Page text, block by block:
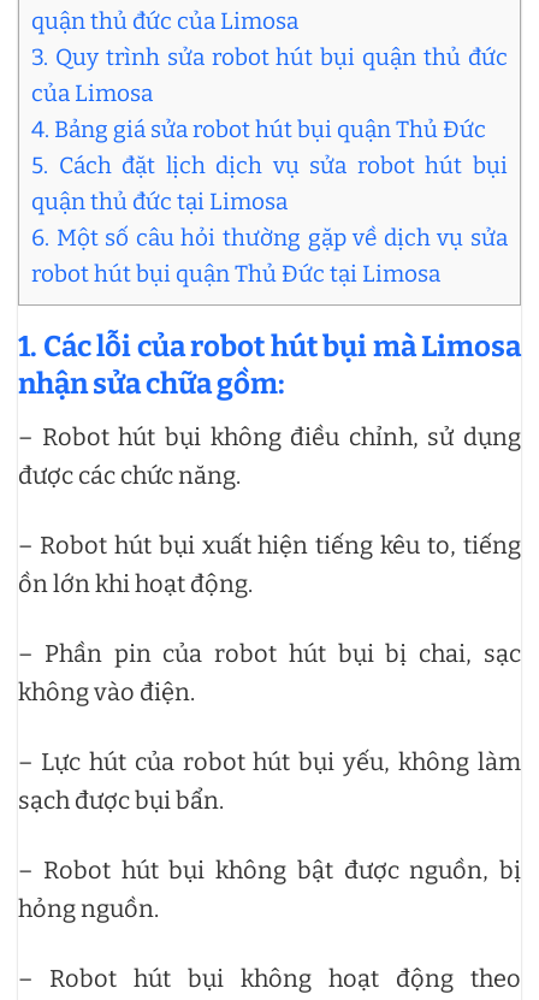
quận thủ đức của Limosa
3. Quy trình sửa robot hút bụi quận thủ đức
của Limosa
4. Bảng giá sửa robot hút bụi quận Thủ Đức
5. Cách đặt lịch dịch vụ sửa robot hút bụi
quận thủ đức tại Limosa
6. Một số câu hỏi thường gặp về dịch vụ sửa
robot hút bụi quận Thủ Đức tại Limosa
1. Các lỗi của robot hút bụi mà Limosa
nhận sửa chữa gồm:
– Robot hút bụi không điều chỉnh, sử dụng
được các chức năng.
– Robot hút bụi xuất hiện tiếng kêu to, tiếng
ồn lớn khi hoạt động.
– Phần pin của robot hút bụi bị chai, sạc
không vào điện.
– Lực hút của robot hút bụi yếu, không làm
sạch được bụi bẩn.
– Robot hút bụi không bật được nguồn, bị
hỏng nguồn.
– Robot hút bụi không hoạt động theo